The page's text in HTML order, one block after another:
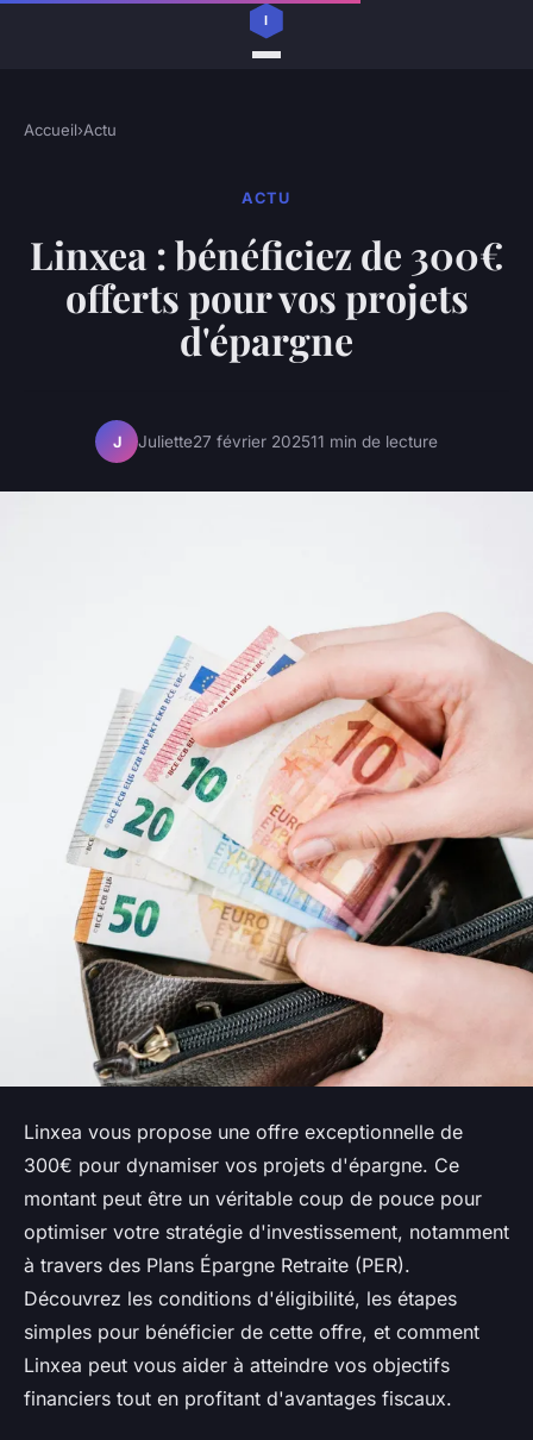
Accueil›Actu
ACTU
Linxea : bénéficiez de 300€
offerts pour vos projets
d'épargne
J Juliette27 février 202511 min de lecture
Linxea vous propose une offre exceptionnelle de
300€ pour dynamiser vos projets d'épargne. Ce
montant peut être un véritable coup de pouce pour
optimiser votre stratégie d'investissement, notamment
à travers des Plans Épargne Retraite (PER).
Découvrez les conditions d'éligibilité, les étapes
simples pour bénéficier de cette offre, et comment
Linxea peut vous aider à atteindre vos objectifs
financiers tout en profitant d'avantages fiscaux.